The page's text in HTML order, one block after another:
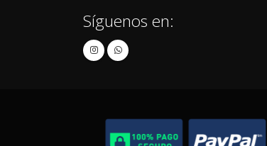
Síguenos en: